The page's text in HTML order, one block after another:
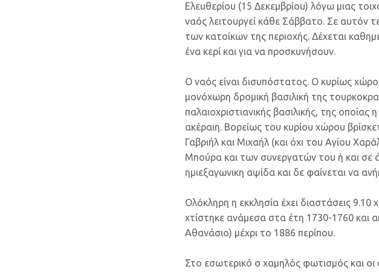
Ελευθερίου (15 Δεκεμβρίου) λόγω μιας
ναός λειτουργεί κάθε Σάββατο. Σε αυτόν
των κατοίκων της περιοχής. Δέχεται
ένα κερί και για να προσκυνήσουν.
Ο ναός είναι δισυπόστατος. Ο κυρίως
μονόχωρη δρομική βασιλική της
παλαιοχριστιανικής βασιλικής, της οποίας
ακέραιη. Βορείως του κυρίου χώρου
Γαβριήλ και Μιχαήλ (και όχι του Αγίου
Μπούρα και των συνεργατών του ή και σε
ημιεξαγωνικη αψίδα και δε φαίνεται να
Ολόκληρη η εκκλησία έχει διαστάσεις 9.10
χτίστηκε ανάμεσα στα έτη 1730-1760 και
Αθανάσιο) μέχρι το 1886 περίπου.
Στο εσωτερικό ο χαμηλός φωτισμός και